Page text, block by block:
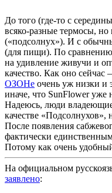
До того (где-то с
всяко-разные термосы,
(«подсолнух»). И с
(для пищи). По
на удивление живучи и
качество. Как оно
ОЗОНе очень уж низки и
иначе, что SunFlower уже
Надеюсь, люди
качестве «Подсолнухов»,
После появления
фактически
Потому как очень
На официальном
заявлено: